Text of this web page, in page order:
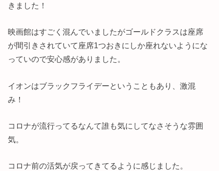
きました！
映画館はすごく混んでいましたがゴールドクラスは座席
が間引きされていて座席1つおきにしか座れないようにな
っていので安心感がありました。
イオンはブラックフライデーということもあり、激混
み！
コロナが流行ってるなんて誰も気にしてなさそうな雰囲
気。
コロナ前の活気が戻ってきてるように感じました。